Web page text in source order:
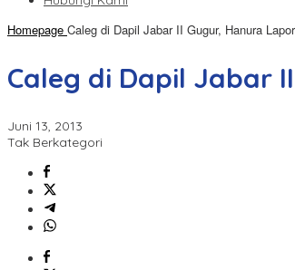
Homepage Caleg di Dapil Jabar II Gugur, Hanura
Caleg di Dapil Jabar
Juni 13, 2013
Tak Berkategori